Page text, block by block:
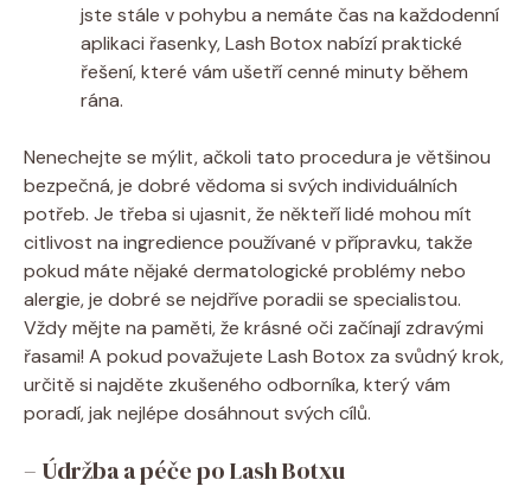
jste stále v pohybu a nemáte čas na každodenní
aplikaci řasenky, Lash Botox nabízí praktické
řešení, které vám ušetří cenné minuty během
rána.
Nenechejte se mýlit, ačkoli tato procedura je většinou
bezpečná, je dobré vědoma si svých individuálních
potřeb. Je třeba si ujasnit, že někteří lidé mohou mít
citlivost na ingredience používané v přípravku, takže
pokud máte nějaké dermatologické problémy nebo
alergie, je dobré se nejdříve poradii se specialistou.
Vždy mějte na paměti, že krásné oči začínají zdravými
řasami! A pokud považujete Lash Botox za svůdný krok,
určitě si najděte zkušeného odborníka, který vám
poradí, jak nejlépe dosáhnout svých cílů.
– Údržba a péče po Lash Botxu